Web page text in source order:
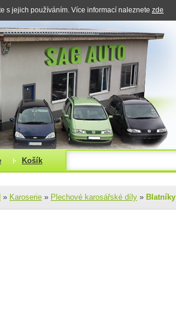
s jejich používáním. Více informací naleznete zde
Košík
» Karoserie » Plechové karosářské díly » Blatníky